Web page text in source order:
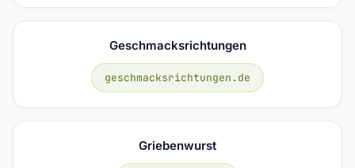
Geschmacksrichtungen
geschmacksrichtungen.de
Griebenwurst